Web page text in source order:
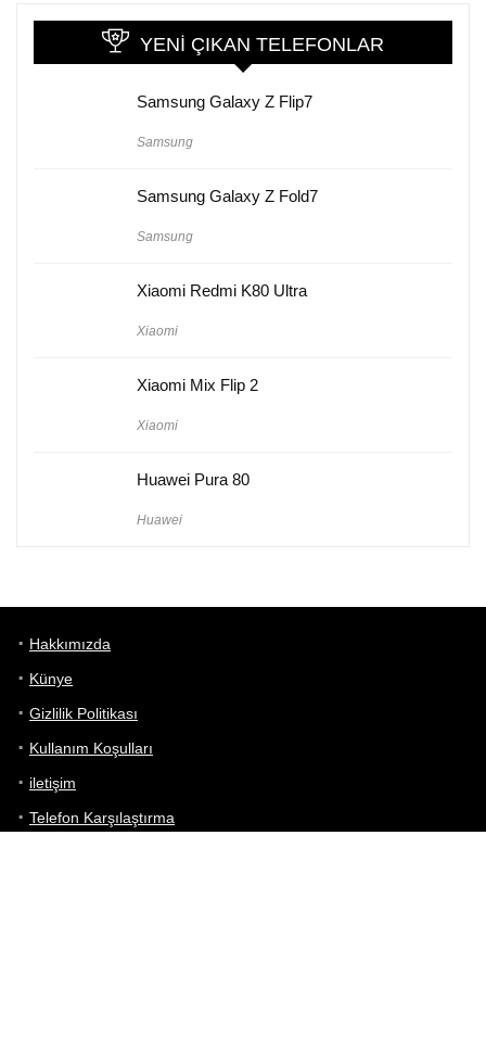
YENI ÇIKAN TELEFONLAR
Samsung Galaxy Z Flip7
Samsung
Samsung Galaxy Z Fold7
Samsung
Xiaomi Redmi K80 Ultra
Xiaomi
Xiaomi Mix Flip 2
Xiaomi
Huawei Pura 80
Huawei
Hakkımızda
Künye
Gizlilik Politikası
Kullanım Koşulları
iletişim
Telefon Karşılaştırma